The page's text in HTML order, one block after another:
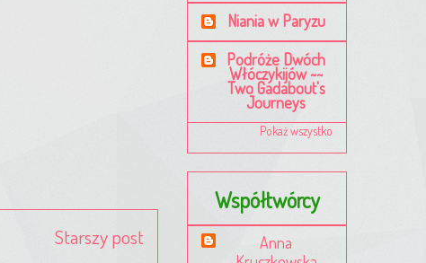
Starszy post
Niania w Paryzu
Podróże Dwóch
Włóczykijów ~~
Two Gadabout's
Journeys
Pokaż wszystko
Współtwórcy
Anna